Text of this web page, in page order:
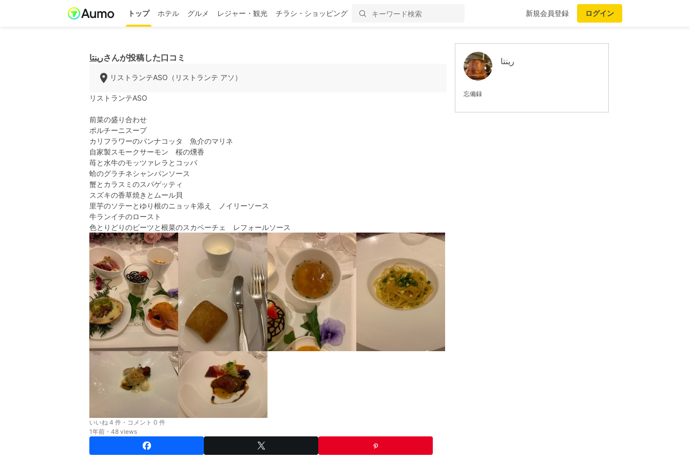
トップ ホテル グルメ レジャー・観光 チラシ・ショッピング 新規会員登録 ログイン
رينتاさんが投稿した口コミ
リストランテASO（リストランテ アソ）
リストランテASO
前菜の盛り合わせ
ポルチーニスープ
カリフラワーのパンナコッタ 魚介のマリネ
自家製スモークサーモン 桜の燻香
苺と水牛のモッツァレラとコッパ
蛤のグラチネシャンパンソース
蟹とカラスミのスパゲッティ
スズキの香草焼きとムール貝
里芋のソテーとゆり根のニョッキ添え ノイリーソース
牛ランイチのロースト
色とりどりのビーツと根菜のスカペーチェ レフォールソース
いいね 4 件・コメント 0 件
1年前・48 views
رينتا
忘備録